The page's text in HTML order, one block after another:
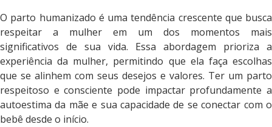
O parto humanizado é uma tendência crescente que busca
respeitar a mulher em um dos momentos mais
significativos de sua vida. Essa abordagem prioriza a
experiência da mulher, permitindo que ela faça escolhas
que se alinhem com seus desejos e valores. Ter um parto
respeitoso e consciente pode impactar profundamente a
autoestima da mãe e sua capacidade de se conectar com o
bebê desde o início.